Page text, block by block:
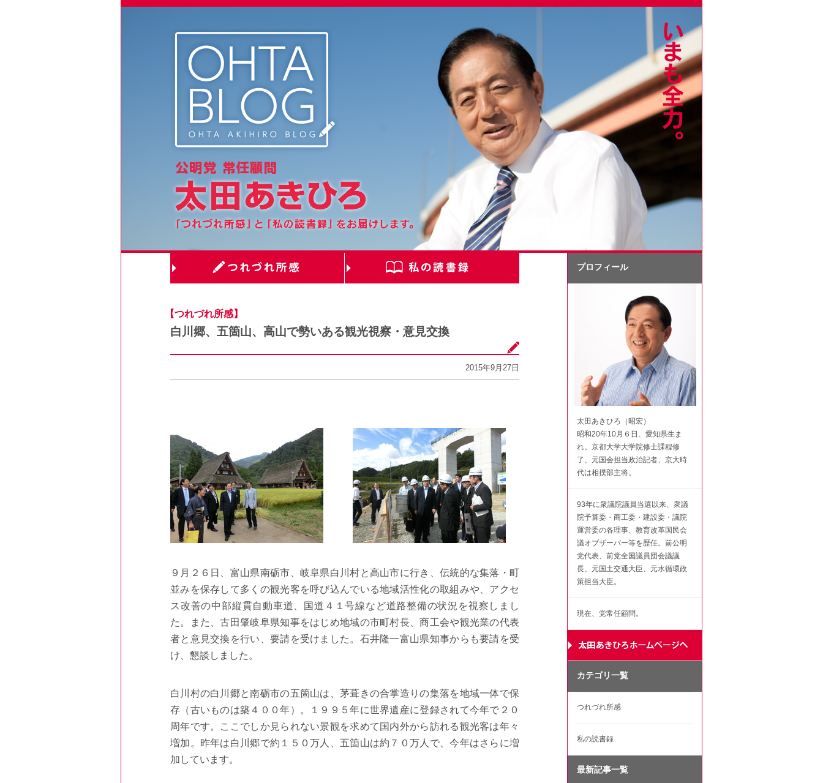
【つれづれ所感】
白川郷、五箇山、高山で勢いある観光視察・意見交換
2015年9月27日
９月２６日、富山県南砺市、岐阜県白川村と高山市に行き、伝統的な集落・町
並みを保存して多くの観光客を呼び込んでいる地域活性化の取組みや、アクセ
ス改善の中部縦貫自動車道、国道４１号線など道路整備の状況を視察しまし
た。また、古田肇岐阜県知事をはじめ地域の市町村長、商工会や観光業の代表
者と意見交換を行い、要請を受けました。石井隆一富山県知事からも要請を受
け、懇談しました。
白川村の白川郷と南砺市の五箇山は、茅葺きの合掌造りの集落を地域一体で保
存（古いものは築４００年）。１９９５年に世界遺産に登録されて今年で２０
周年です。ここでしか見られない景観を求めて国内外から訪れる観光客は年々
増加。昨年は白川郷で約１５０万人、五箇山は約７０万人で、今年はさらに増
加しています。
プロフィール
太田あきひろ（昭宏）
昭和20年10月６日、愛知県生ま
れ。京都大学大学院修士課程修
了、元国会担当政治記者、京大時
代は相撲部主将。
93年に衆議院議員当選以来、衆議
院予算委・商工委・建設委・議院
運営委の各理事、教育改革国民会
議オブザーバー等を歴任。前公明
党代表、前党全国議員団会議議
長、元国土交通大臣、元水循環政
策担当大臣。
現在、党常任顧問。
カテゴリ一覧
つれづれ所感
私の読書録
最新記事一覧